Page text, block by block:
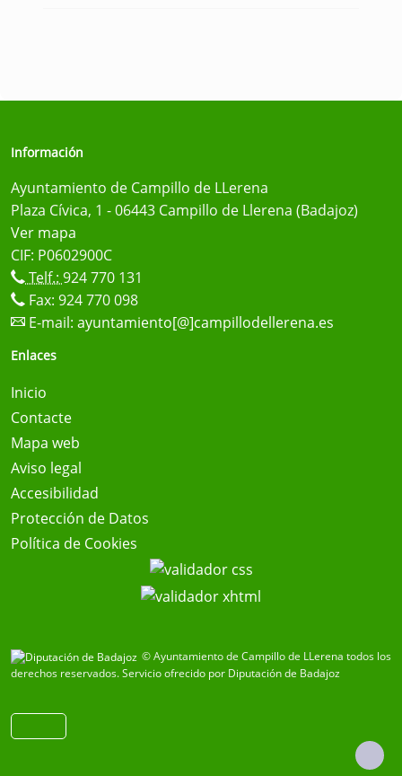
Información
Ayuntamiento de Campillo de LLerena
Plaza Cívica, 1 - 06443 Campillo de Llerena (Badajoz)
Ver mapa
CIF: P0602900C
Telf.: 924 770 131
Fax: 924 770 098
E-mail: ayuntamiento[@]campillodellerena.es
Enlaces
Inicio
Contacte
Mapa web
Aviso legal
Accesibilidad
Protección de Datos
Política de Cookies
© Ayuntamiento de Campillo de LLerena todos los
derechos reservados.Servicio ofrecido por Diputación de Badajoz